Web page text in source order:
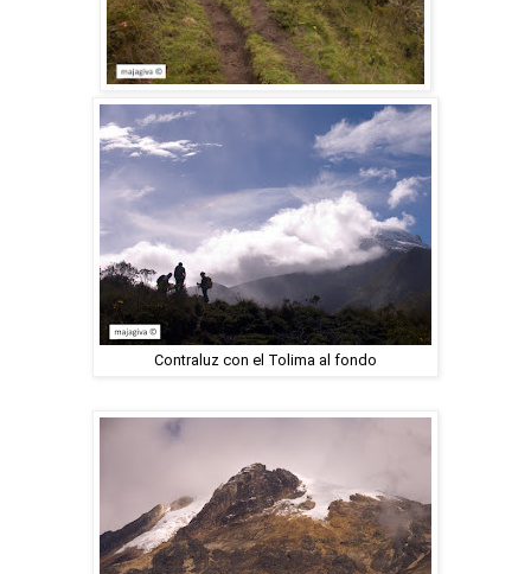
Contraluz con el Tolima al fondo